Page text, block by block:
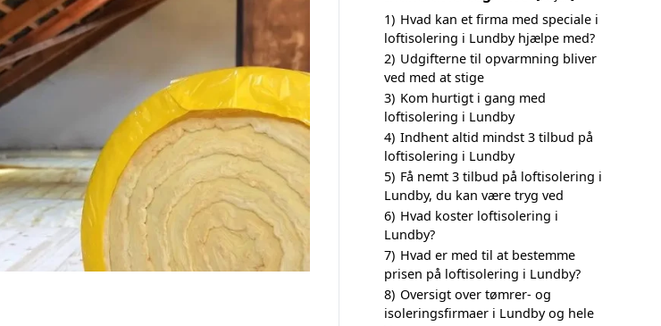
1) Hvad kan et firma med speciale i
loftisolering i Lundby hjælpe med?
2) Udgifterne til opvarmning bliver
ved med at stige
3) Kom hurtigt i gang med
loftisolering i Lundby
4) Indhent altid mindst 3 tilbud på
loftisolering i Lundby
5) Få nemt 3 tilbud på loftisolering i
Lundby, du kan være tryg ved
6) Hvad koster loftisolering i
Lundby?
7) Hvad er med til at bestemme
prisen på loftisolering i Lundby?
8) Oversigt over tømrer- og
isoleringsfirmaer i Lundby og hele